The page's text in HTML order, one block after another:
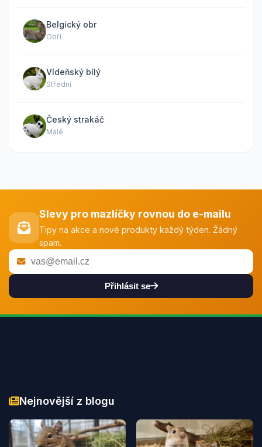
Belgický obr
Obří
Vídeňský bílý
Střední
Český strakáč
Malé
Slevy pro mazlíčky rovnou do e-mailu
Tipy na akce a nové produkty každý týden. Žádný
spam.
Přihlásit se
Nejnovější z blogu